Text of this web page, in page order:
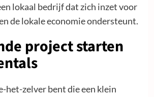
lokaal bedrijf dat zich inzet voor
de lokale economie ondersteunt.
project starten
het-zelver bent die een klein